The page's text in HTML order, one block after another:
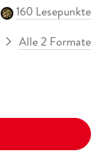
160 Lesepunkte
Alle 2 Formate